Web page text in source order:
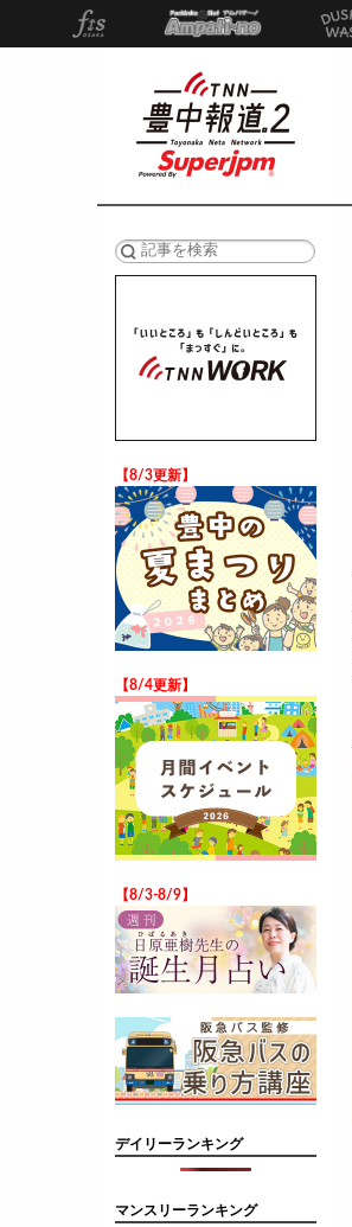
【8/3更新】
【8/4更新】
【8/3-8/9】
デイリーランキング
マンスリーランキング